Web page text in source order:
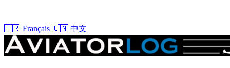
🇫🇷 Français 🇨🇳 中文